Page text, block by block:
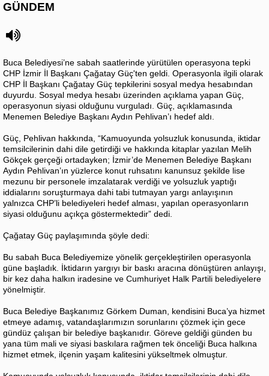
GÜNDEM
Buca Belediyesi’ne sabah saatlerinde yürütülen operasyona tepki
CHP İzmir İl Başkanı Çağatay Güç'ten geldi. Operasyonla ilgili olarak
CHP İl Başkanı Çağatay Güç tepkilerini sosyal medya hesabından
duyurdu. Sosyal medya hesabı üzerinden açıklama yapan Güç,
operasyonun siyasi olduğunu vurguladı. Güç, açıklamasında
Menemen Belediye Başkanı Aydın Pehlivan’ı hedef aldı.
Güç, Pehlivan hakkında, “Kamuoyunda yolsuzluk konusunda, iktidar
temsilcilerinin dahi dile getirdiği ve hakkında kitaplar yazılan Melih
Gökçek gerçeği ortadayken; İzmir’de Menemen Belediye Başkanı
Aydın Pehlivan’ın yüzlerce konut ruhsatını kanunsuz şekilde lise
mezunu bir personele imzalatarak verdiği ve yolsuzluk yaptığı
iddialarını soruşturmaya dahi tabi tutmayan yargı anlayışının
yalnızca CHP’li belediyeleri hedef alması, yapılan operasyonların
siyasi olduğunu açıkça göstermektedir” dedi.
Çağatay Güç paylaşımında şöyle dedi:
Bu sabah Buca Belediyemize yönelik gerçekleştirilen operasyonla
güne başladık. İktidarın yargıyı bir baskı aracına dönüştüren anlayışı,
bir kez daha halkın iradesine ve Cumhuriyet Halk Partili belediyelere
yönelmiştir.
Buca Belediye Başkanımız Görkem Duman, kendisini Buca’ya hizmet
etmeye adamış, vatandaşlarımızın sorunlarını çözmek için gece
gündüz çalışan bir belediye başkanıdır. Göreve geldiği günden bu
yana tüm mali ve siyasi baskılara rağmen tek önceliği Buca halkına
hizmet etmek, ilçenin yaşam kalitesini yükseltmek olmuştur.